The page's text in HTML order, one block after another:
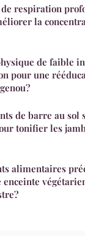
respiration
la
de faible
pour une
de barre au sol
tonifier les
alimentaires